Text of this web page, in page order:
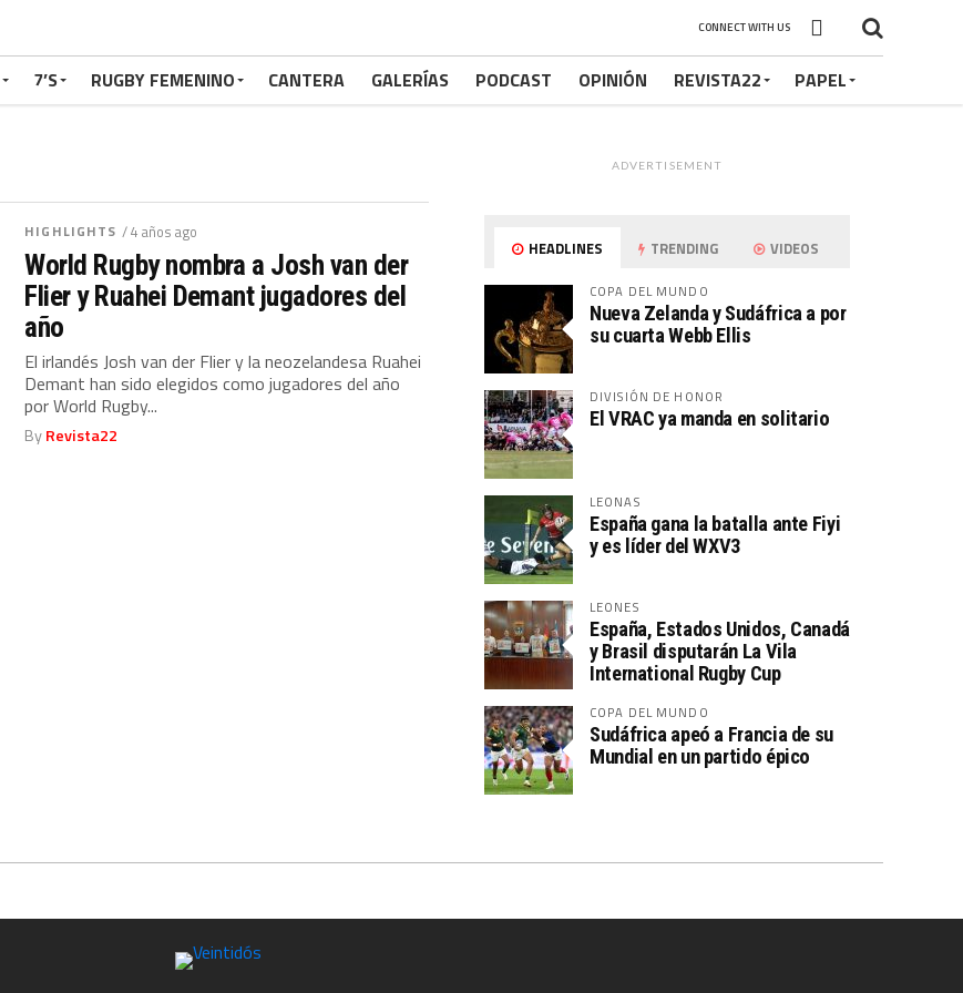
CONNECT WITH US
7’S RUGBY FEMENINO CANTERA GALERÍAS PODCAST OPINIÓN REVISTA22 PAPEL
HIGHLIGHTS / 4 años ago
World Rugby nombra a Josh van der
Flier y Ruahei Demant jugadores del
año
El irlandés Josh van der Flier y la neozelandesa Ruahei
Demant han sido elegidos como jugadores del año
por World Rugby...
ByRevista22
ADVERTISEMENT
HEADLINES TRENDING VIDEOS
COPA DEL MUNDO
Nueva Zelanda y Sudáfrica a por
su cuarta Webb Ellis
DIVISIÓN DE HONOR
El VRAC ya manda en solitario
LEONAS
España gana la batalla ante Fiyi
y es líder del WXV3
LEONES
España, Estados Unidos, Canadá
y Brasil disputarán La Vila
International Rugby Cup
COPA DEL MUNDO
Sudáfrica apeó a Francia de su
Mundial en un partido épico